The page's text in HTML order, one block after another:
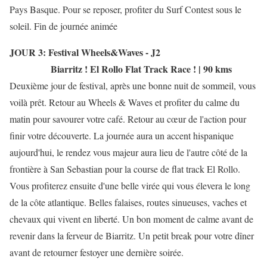
Pays Basque. Pour se reposer, profiter du Surf Contest sous le
soleil. Fin de journée animée
JOUR 3: Festival Wheels&Waves - J2
Biarritz ! El Rollo Flat Track Race ! | 90 kms
Deuxième jour de festival, après une bonne nuit de sommeil, vous
voilà prêt. Retour au Wheels & Waves et profiter du calme du
matin pour savourer votre café. Retour au cœur de l'action pour
finir votre découverte. La journée aura un accent hispanique
aujourd'hui, le rendez vous majeur aura lieu de l'autre côté de la
frontière à San Sebastian pour la course de flat track El Rollo.
Vous profiterez ensuite d'une belle virée qui vous élevera le long
de la côte atlantique. Belles falaises, routes sinueuses, vaches et
chevaux qui vivent en liberté. Un bon moment de calme avant de
revenir dans la ferveur de Biarritz. Un petit break pour votre dîner
avant de retourner festoyer une dernière soirée.